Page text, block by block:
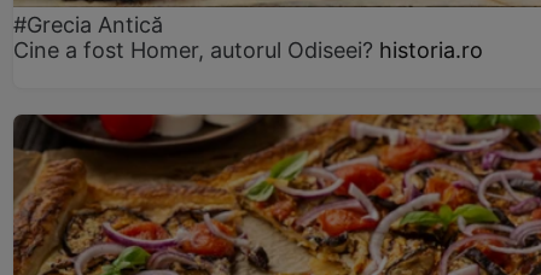
#Grecia Antică
Cine a fost Homer, autorul Odiseei? historia.ro